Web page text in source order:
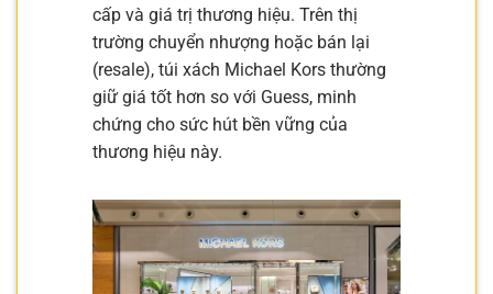
cấp và giá trị thương hiệu. Trên thị
trường chuyển nhượng hoặc bán lại
(resale), túi xách Michael Kors thường
giữ giá tốt hơn so với Guess, minh
chứng cho sức hút bền vững của
thương hiệu này.